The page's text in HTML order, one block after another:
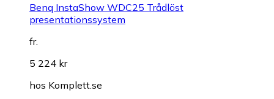
Benq InstaShow WDC25 Trådlöst
presentationssystem
fr.
5 224 kr
hos Komplett.se